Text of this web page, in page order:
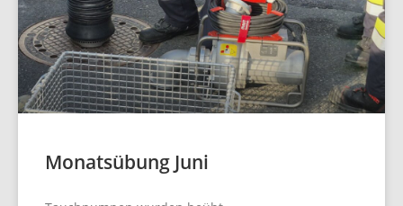
Monatsübung Juni